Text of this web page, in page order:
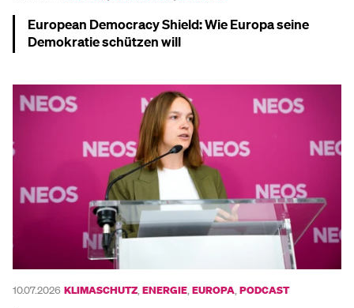
European Democracy Shield: Wie Europa seine
Demokratie schützen will
10.07.2026 KLIMASCHUTZ ENERGIE EUROPA PODCAST